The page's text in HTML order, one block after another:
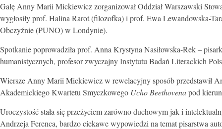
Galę Anny Marii Mickiewicz zorganizował Oddział Warszawski
wygłosiły prof. Halina Rarot (filozofka) i prof. Ewa Lewandowska-
Obczyźnie (PUNO) w Londynie).
Spotkanie poprowadziła prof. Anna Krystyna Nasiłowska-Rek –
humanistycznych, profesor zwyczajny Instytutu Badań Literackich
Wiersze Anny Marii Mickiewicz w rewelacyjny sposób przedstawił
Akademickiego Kwartetu Smyczkowego Ucho Beethovenapod
Uroczystość stała się przeżyciem zarówno duchowym jak i
Andrzeja Ferenca, bardzo ciekawe wypowiedzi na temat pisarstwa